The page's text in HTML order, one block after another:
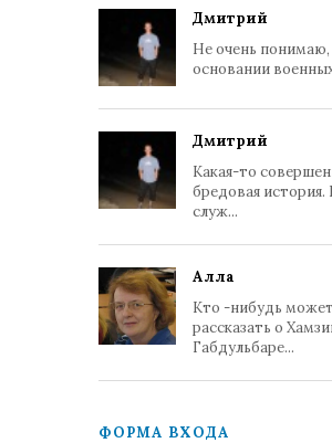
Дмитрий
Не очень понимаю,
основании
Дмитрий
Какая-то
бредовая история.
служ...
Алла
Кто -нибудь может
рассказать о
Габдульбаре...
ФОРМА ВХОДА